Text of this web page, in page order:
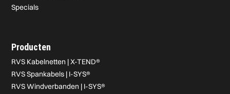
Specials
Producten
RVS Kabelnetten | X-TEND®
RVS Spankabels | I-SYS®
RVS Windverbanden | I-SYS®